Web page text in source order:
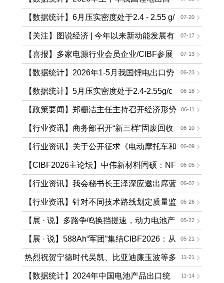
形势分析 07-20
【数据统计】6月压实密度处于2.4 - 2.55 g/
cm³的磷酸铁锂正极材料行业成本指数 07-17
【关注】图说经济 | 今年以来新动能发展有
哪些亮点？ 07-13
【喜报】多家电源行业会员企业/CIBF参展
商斩获2025年度国家科学技术奖 06-23
【数据统计】2026年1-5月我国锂电出口势
头依旧向好 06-18
【数据统计】5月压实密度处于2.4-2.55g/c
m³的磷酸铁锂正极材料行业成本指数 06-11
【政策要闻】郑栅洁主任主持召开经济形势
专家座谈会 围绕当前经济形势和做好下一步经济
工作听取意见建议
06-10
【行业资讯】商务部召开“新三样”固废回收
利用工作座谈会 06-09
【行业资讯】关于公开征求《电动摩托车和
电动轻便摩托车用锂离子电池安全要求》等4项
强制性国家标准（报批稿）的公示
06-05
【CIBF2026主论坛】中伟新材料訚硕：NF
PP生态发展路径 06-02
【行业资讯】我会秘书长王泽深应邀出席蓝
固新能源五周年庆典暨万吨级固态电解质量产仪
式并致辞
05-26
【行业资讯】针对不同技术路线划定质量监
督“硬杠杠”——让新型储能电站“建得好、用得稳”
05-22
【展 · 说】多路争鸣换挡提速，动力电池产
业迈入技术与场景双驱动新周期 05-21
【展 · 说】588Ah“军团”集结CIBF2026：从
一场电池展看储能产业的结构性变革 11-21
热烈祝贺宁德时代吴凯、比亚迪廉玉波等多
位电池与新能源领域专家当选2025年中国工程院
11-14
【数据统计】2024年中国电池产品出口统